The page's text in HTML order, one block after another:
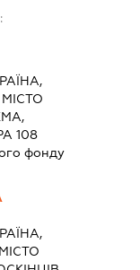
108
фонду